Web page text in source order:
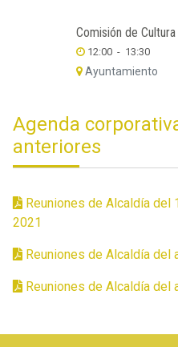
Comisión de
12:00 - 13:30
Ayuntamiento
Agenda
anteriores
Reuniones de Alcaldía del
2021
Reuniones de Alcaldía del
Reuniones de Alcaldía del